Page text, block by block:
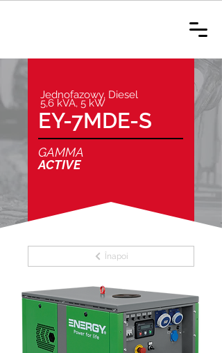
Jednofazowy, Diesel
5,6 kVA, 5 kW
EY-7MDE-S
GAMMA
ACTIVE
Înapoi